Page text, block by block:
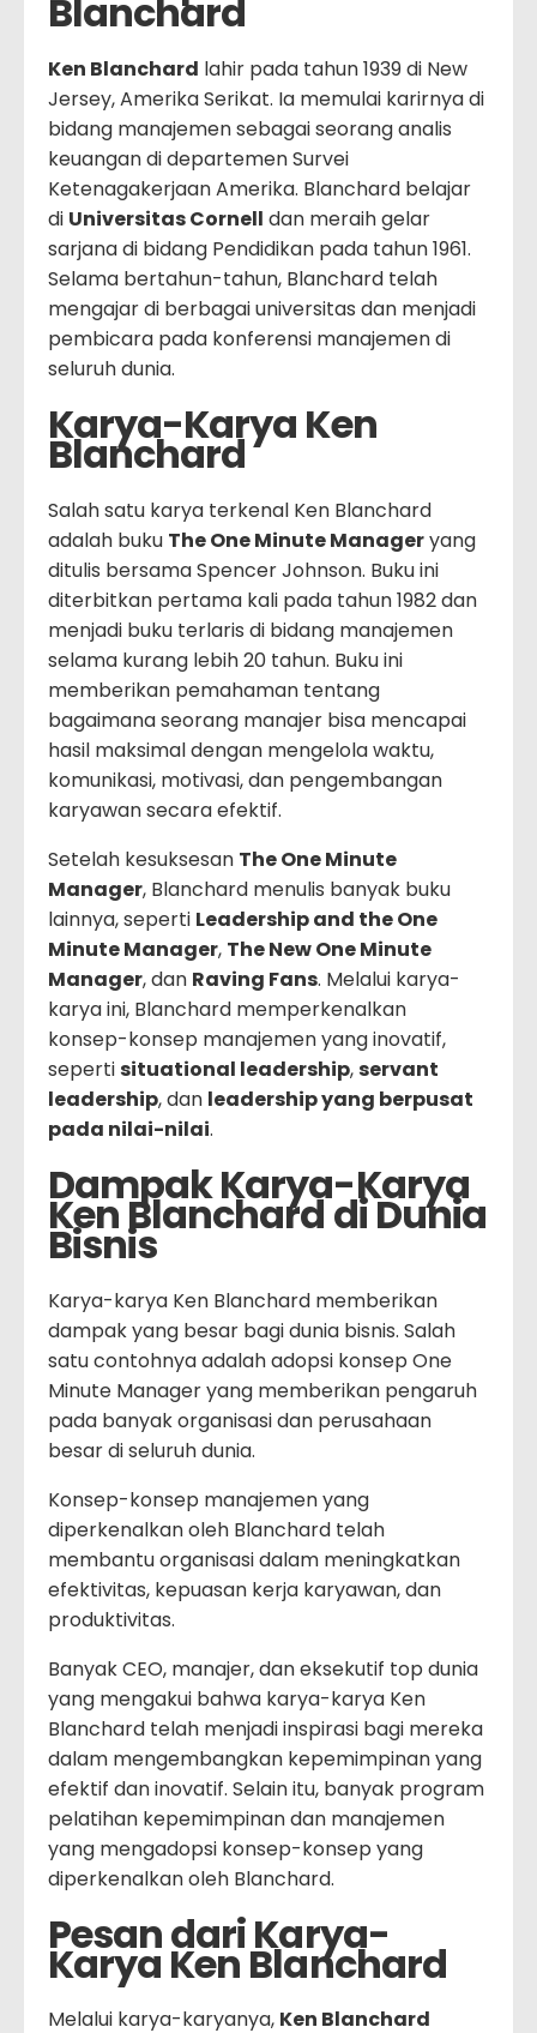
Blanchard
Ken Blanchard lahir pada tahun 1939 di New
Jersey, Amerika Serikat. Ia memulai karirnya di
bidang manajemen sebagai seorang analis
keuangan di departemen Survei
Ketenagakerjaan Amerika. Blanchard belajar
di Universitas Cornell dan meraih gelar
sarjana di bidang Pendidikan pada tahun 1961.
Selama bertahun-tahun, Blanchard telah
mengajar di berbagai universitas dan menjadi
pembicara pada konferensi manajemen di
seluruh dunia.
Karya-Karya Ken
Blanchard
Salah satu karya terkenal Ken Blanchard
adalah buku The One Minute Manageryang
ditulis bersama Spencer Johnson. Buku ini
diterbitkan pertama kali pada tahun 1982 dan
menjadi buku terlaris di bidang manajemen
selama kurang lebih 20 tahun. Buku ini
memberikan pemahaman tentang
bagaimana seorang manajer bisa mencapai
hasil maksimal dengan mengelola waktu,
komunikasi, motivasi, dan pengembangan
karyawan secara efektif.
Setelah kesuksesan The One Minute
Manager, Blanchard menulis banyak buku
lainnya, seperti Leadership and the One
Minute Manager, The New One Minute
Manager, dan Raving Fans. Melalui karya-
karya ini, Blanchard memperkenalkan
konsep-konsep manajemen yang inovatif,
sepertisituational leadership,servant
leadership, dan leadership yang berpusat
pada nilai-nilai.
Dampak Karya-Karya
Ken Blanchard di Dunia
Bisnis
Karya-karya Ken Blanchard memberikan
dampak yang besar bagi dunia bisnis. Salah
satu contohnya adalah adopsi konsep One
Minute Manager yang memberikan pengaruh
pada banyak organisasi dan perusahaan
besar di seluruh dunia.
Konsep-konsep manajemen yang
diperkenalkan oleh Blanchard telah
membantu organisasi dalam meningkatkan
efektivitas, kepuasan kerja karyawan, dan
produktivitas.
Banyak CEO, manajer, dan eksekutif top dunia
yang mengakui bahwa karya-karya Ken
Blanchard telah menjadi inspirasi bagi mereka
dalam mengembangkan kepemimpinan yang
efektif dan inovatif. Selain itu, banyak program
pelatihan kepemimpinan dan manajemen
yang mengadopsi konsep-konsep yang
diperkenalkan oleh Blanchard.
Pesan dari Karya-
Karya Ken Blanchard
Melalui karya-karyanya, Ken Blanchard